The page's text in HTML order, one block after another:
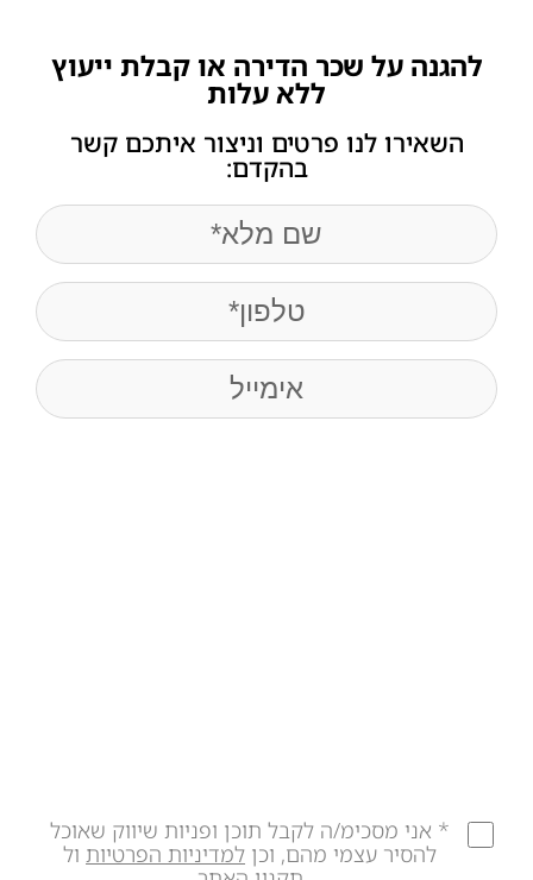
להגנה על שכר הדירה או קבלת ייעוץ
ללא עלות
השאירו לנו פרטים וניצור איתכם קשר
בהקדם:
name(חובה)
Phone(חובה)
Email
* אני מסכימ/ה לקבל תוכן ופניות שיווק שאוכל
להסיר עצמי מהם, וכן למדיניות הפרטיות